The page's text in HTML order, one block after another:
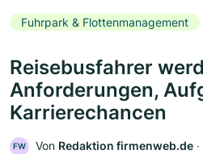
Fuhrpark & Flottenmanagement
Reisebusfahrer
Anforderungen,
Karrierechancen
FW Von Redaktion firmenweb.de ‧